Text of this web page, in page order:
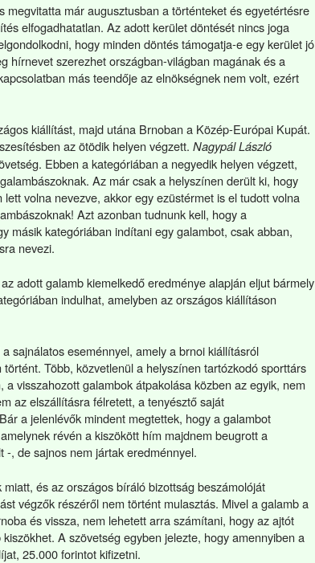
megvitatta már augusztusban a történteket és egyetértésre
elfogadhatatlan. Az adott kerület döntését nincs joga
hogy minden döntés támogatja-e egy kerület jó
hírnevet szerezhet országban-világban magának és a
más teendője az elnökségnek nem volt, ezért
kiállítást, majd utána Brnoban a Közép-Európai Kupát.
az ötödik helyen végzett. Nagypál László
Ebben a kategóriában a negyedik helyen végzett,
Az már csak a helyszínen derült ki, hogy
volna nevezve, akkor egy ezüstérmet is el tudott volna
Azt azonban tudnunk kell, hogy a
másik kategóriában indítani egy galambot, csak abban,
nevezi.
adott galamb kiemelkedő eredménye alapján eljut bármely
indulhat, amelyben az országos kiállításon
sajnálatos eseménnyel, amely a brnoi kiállításról
Több, közvetlenül a helyszínen tartózkodó sporttárs
visszahozott galambok átpakolása közben az egyik, nem
az elszállításra félretett, a tenyésztő saját
a jelenlévők mindent megtettek, hogy a galambot
révén a kiszökött hím majdnem beugrott a
, de sajnos nem jártak eredménnyel.
és az országos bíráló bizottság beszámolóját
végzők részéről nem történt mulasztás. Mivel a galamb a
és vissza, nem lehetett arra számítani, hogy az ajtót
A szövetség egyben jelezte, hogy amennyiben a
25.000 forintot kifizetni.